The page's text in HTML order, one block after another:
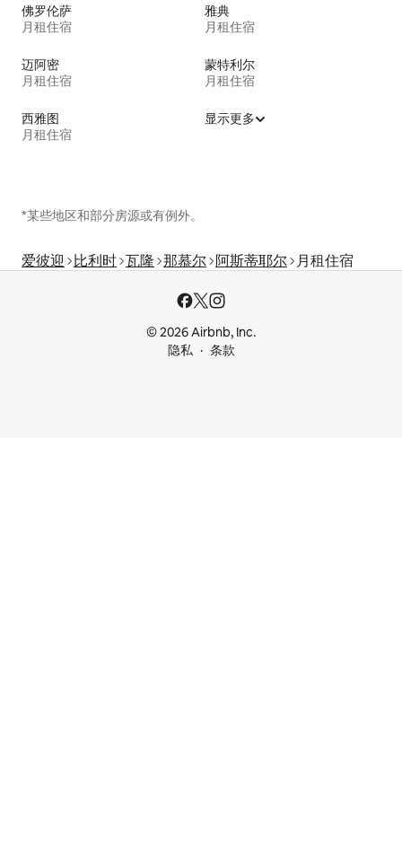
佛罗伦萨
月租住宿
雅典
月租住宿
迈阿密
月租住宿
蒙特利尔
月租住宿
西雅图
月租住宿
显示更多
*某些地区和部分房源或有例外。
爱彼迎 比利时 瓦隆 那慕尔 阿斯蒂耶尔 月租住宿
© 2026 Airbnb, Inc.
隐私
条款